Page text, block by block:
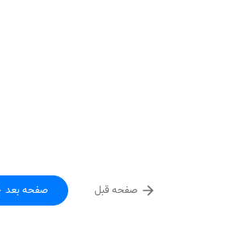
صفحه قبل صفحه بعد